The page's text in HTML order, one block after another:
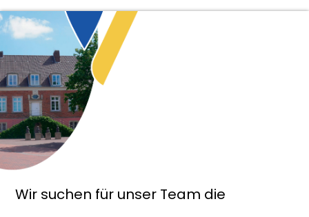
Wir suchen für unser Team die